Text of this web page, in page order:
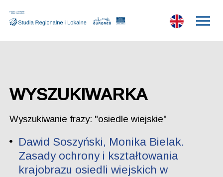
WYSZUKIWARKA
Wyszukiwanie frazy: "osiedle wiejskie"
Dawid Soszyński, Monika Bielak.
Zasady ochrony i kształtowania
krajobrazu osiedli wiejskich w